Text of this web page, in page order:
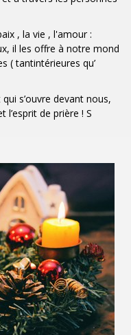
, la vie , l'amour :
il les offre à notre mond
( tantintérieures qu’
s’ouvre devant nous,
l’esprit de prière ! S